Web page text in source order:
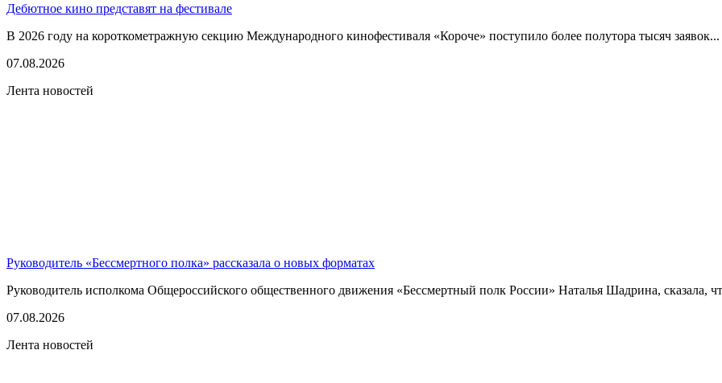
Дебютное кино представят на фестивале
В 2026 году на короткометражную секцию Международного кинофестиваля «Короче» поступило более полутора тысяч заявок...
07.08.2026
Лента новостей
Руководитель «Бессмертного полка» рассказала о новых форматах
Руководитель исполкома Общероссийского общественного движения «Бессмертный полк России» Наталья Шадрина, сказала,
07.08.2026
Лента новостей